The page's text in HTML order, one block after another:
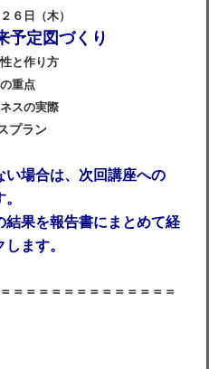
６日（木）
予定図づくり
と作り方
重点
スの実際
プラン
場合は、 次回講座への
果を報告書にまとめて経
ます。
＝＝＝＝＝＝＝＝＝＝＝＝＝